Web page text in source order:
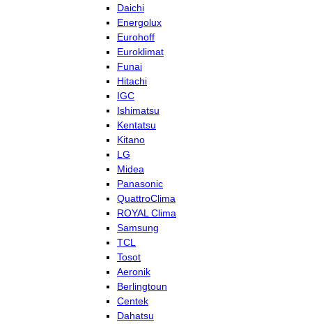
Daichi
Energolux
Eurohoff
Euroklimat
Funai
Hitachi
IGC
Ishimatsu
Kentatsu
Kitano
LG
Midea
Panasonic
QuattroClima
ROYAL Clima
Samsung
TCL
Tosot
Aeronik
Berlingtoun
Centek
Dahatsu